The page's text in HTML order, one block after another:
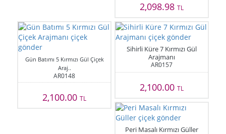
2,098.98 TL
Gün Batımı 5 Kırmızı Gül Çiçek
Araj..
AR0148
2,100.00TL
Sihirli Küre 7 Kırmızı Gül
Arajmanı
AR0157
2,100.00 TL
Peri Masalı Kırmızı Güller